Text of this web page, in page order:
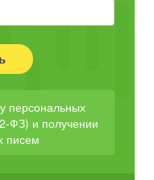
персональных
ФЗ) и получении
писем